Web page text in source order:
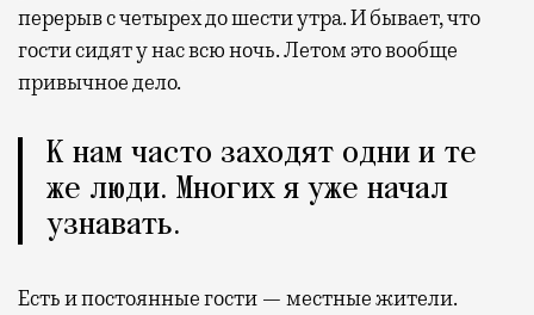
перерыв с четырех до шести утра. И бывает, что
гости сидят у нас всю ночь. Летом это вообще
привычное дело.
К нам часто заходят одни и те
же люди. Многих я уже начал
узнавать.
Есть и постоянные гости — местные жители.